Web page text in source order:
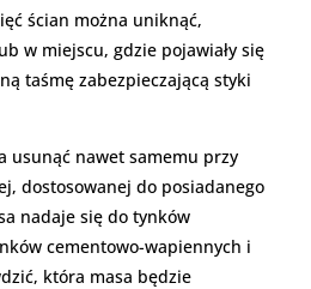
ścian można uniknąć,
w miejscu, gdzie pojawiały się
taśmę zabezpieczającą styki
usunąć nawet samemu przy
dostosowanej do posiadanego
nadaje się do tynków
cementowo-wapiennych i
która masa będzie